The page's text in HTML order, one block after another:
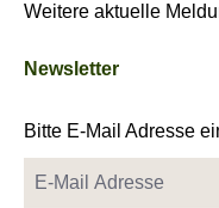
Weitere aktuelle
Newsletter
Bitte E-Mail Adresse